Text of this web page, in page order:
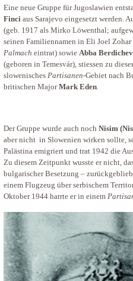
Eine neue Gruppe für Jugoslawien
Finci aus Sarajevo eingesetzt werden.
(geb. 1917 als Mirko Löwenthal;
seinen Familiennamen in Eli Joel
Palmach eintrat) sowie Abba Berdichev
(geboren in Temesvár), stiessen zu
slowenisches Partisanen-Gebiet nach
britischen MajorMark Eden.
Der Gruppe wurde auch noch Nisim
aber nicht in Slowenien wirken sollte,
Palästina emigriert und trat 1942 die
Zu diesem Zeitpunkt wusste er nicht,
bulgarischer Besetzung –
einem Flugzeug über serbischem
Oktober 1944 harrte er in einem